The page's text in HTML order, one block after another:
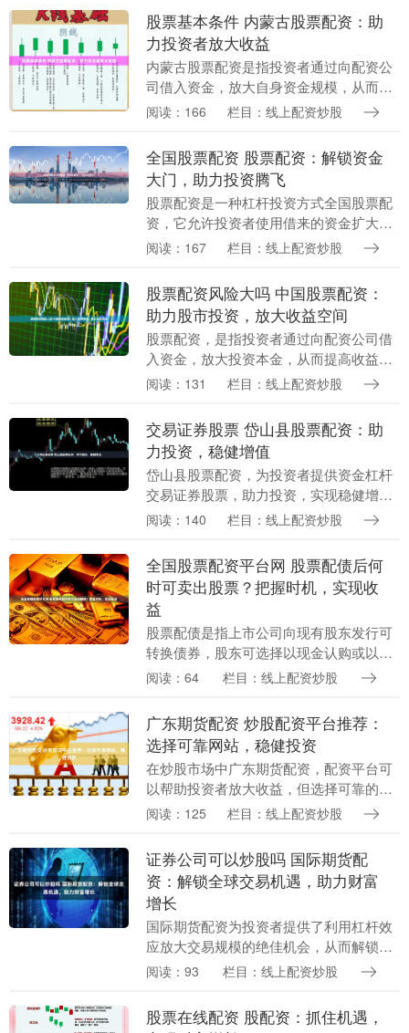
过搜索平台的....
股票基本条件 内蒙古股票配资：助
力投资者放大收益
内蒙古股票配资是指投资者通过向配资公
司借入资金，放大自身资金规模，从而提
高股票投资收益的一种方式。这种方式可
存在一定的风险。....
阅读：166 栏目：线上配资炒股
全国股票配资 股票配资：解锁资金
大门，助力投资腾飞
股票配资是一种杠杆投资方式全国股票配
资，它允许投资者使用借来的资金扩大投
资规模。通过股票配资，投资者可以放大
放大收益：....
阅读：167 栏目：线上配资炒股
股票配资风险大吗 中国股票配资：
助力股市投资，放大收益空间
股票配资，是指投资者通过向配资公司借
入资金，放大投资本金，从而提高收益率
的一种投资方式。在中国，股票配资已成
票配资网采用先....
阅读：131 栏目：线上配资炒股
交易证券股票 岱山县股票配资：助
力投资，稳健增值
岱山县股票配资，为投资者提供资金杠杆
交易证券股票，助力投资，实现稳健增
值。 盈透证券是全球最大的在线券商之
资。其平台以其先进的....
阅读：140 栏目：线上配资炒股
全国股票配资平台网 股票配债后何
时可卖出股票？把握时机，实现收
益
股票配债是指上市公司向现有股东发行可
转换债券，股东可选择以现金认购或以股
票认购。配债后，投资者持有的是股票和
资金，使他们能....
阅读：64 栏目：线上配资炒股
广东期货配资 炒股配资平台推荐：
选择可靠网站，稳健投资
在炒股市场中广东期货配资，配资平台可
以帮助投资者放大收益，但选择可靠的平
台至关重要。以下推荐几个值得信赖的炒
的在线配资....
阅读：125 栏目：线上配资炒股
证券公司可以炒股吗 国际期货配
资：解锁全球交易机遇，助力财富
增长
国际期货配资为投资者提供了利用杠杆效
应放大交易规模的绝佳机会，从而解锁全
球交易机遇，助力财富增长。 炒股配资是
加其股票投资。....
阅读：93 栏目：线上配资炒股
股票在线配资 股配资：抓住机遇，